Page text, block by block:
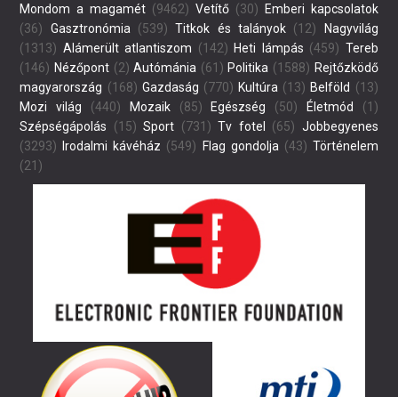
Mondom a magamét (9462) Vetítő(30)
Emberi kapcsolatok
(36)
Gasztronómia (539) Titkok és talányok(12)
Nagyvilág
(1313) Alámerült atlantiszom (142) Heti lámpás (459) Tereb
(146) Nézőpont (2) Autómánia (61) Politika (1588) Rejtőzködő
magyarország (168) Gazdaság (770) Kultúra (13) Belföld (13)
Mozi világ (440) Mozaik(85) Egészség (50) Életmód
(1)
Szépségápolás (15) Sport (731) Tv fotel (65) Jobbegyenes
(3293)
Irodalmi kávéház (549) Flag gondolja (43) Történelem
(21)